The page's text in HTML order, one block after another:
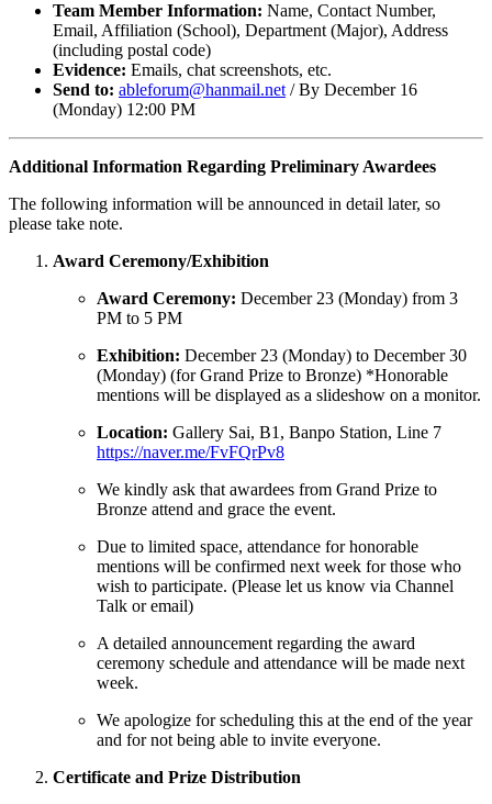
Team Member Information: Name, Contact Number,
Email, Affiliation (School), Department (Major), Address
(including postal code)
Evidence: Emails, chat screenshots, etc.
Send to: ableforum@hanmail.net / By December 16
(Monday) 12:00 PM
Additional Information Regarding Preliminary Awardees
The following information will be announced in detail later, so
please take note.
Award Ceremony/Exhibition
Award Ceremony: December 23 (Monday) from 3
PM to 5 PM
Exhibition: December 23 (Monday) to December 30
(Monday) (for Grand Prize to Bronze) *Honorable
mentions will be displayed as a slideshow on a monitor.
Location: Gallery Sai, B1, Banpo Station, Line 7
https://naver.me/FvFQrPv8
We kindly ask that awardees from Grand Prize to
Bronze attend and grace the event.
Due to limited space, attendance for honorable
mentions will be confirmed next week for those who
wish to participate. (Please let us know via Channel
Talk or email)
A detailed announcement regarding the award
ceremony schedule and attendance will be made next
week.
We apologize for scheduling this at the end of the year
and for not being able to invite everyone.
Certificate and Prize Distribution